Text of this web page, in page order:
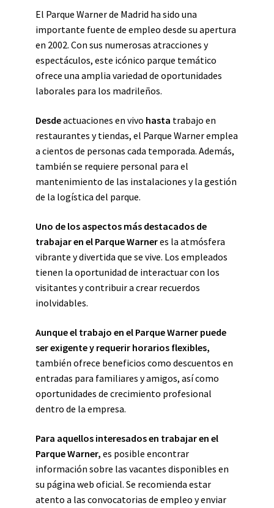
El Parque Warner de Madrid ha sido una
importante fuente de empleo desde su apertura
en 2002. Con sus numerosas atracciones y
espectáculos, este icónico parque temático
ofrece una amplia variedad de oportunidades
laborales para los madrileños.
Desdeactuaciones en vivo hasta trabajo en
restaurantes y tiendas, el Parque Warner emplea
a cientos de personas cada temporada. Además,
también se requiere personal para el
mantenimiento de las instalaciones y la gestión
de la logística del parque.
Uno de los aspectos más destacados de
trabajar en el Parque Warneres la atmósfera
vibrante y divertida que se vive. Los empleados
tienen la oportunidad de interactuar con los
visitantes y contribuir a crear recuerdos
inolvidables.
Aunque el trabajo en el Parque Warner puede
ser exigente y requerir horarios flexibles,
también ofrece beneficios como descuentos en
entradas para familiares y amigos, así como
oportunidades de crecimiento profesional
dentro de la empresa.
Para aquellos interesados en trabajar en el
Parque Warner, es posible encontrar
información sobre las vacantes disponibles en
su página web oficial. Se recomienda estar
atento a las convocatorias de empleo y enviar